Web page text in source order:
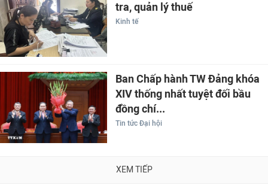
tra, quản lý thuế
Kinh tế
Ban Chấp hành TW Đảng khóa
XIV thống nhất tuyệt đối bầu
đồng chí...
Tin tức Đại hội
XEM TIẾP